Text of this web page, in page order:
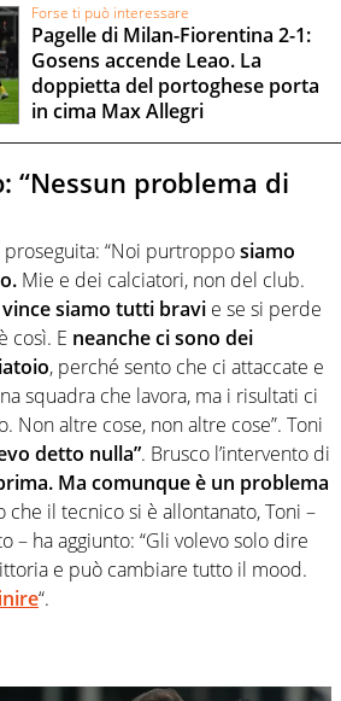
Forse ti può interessare
Pagelle di Milan-Fiorentina 2-1:
Gosens accende Leao. La
doppietta del portoghese porta
in cima Max Allegri
“Nessun problema di
“Noi purtropposiamo
Mie e dei calciatori, non del club.
vince siamo tutti bravi e se si perde
così. E neanche ci sono dei
, perché sento che ci attaccate e
squadra che lavora, ma i risultati ci
Non altre cose, non altre cose”. Toni
detto nulla”. Brusco l’intervento di
Ma comunque è un problema
che il tecnico si è allontanato, Toni –
– ha aggiunto: “Gli volevo solo dire
e può cambiare tutto il mood.
“.